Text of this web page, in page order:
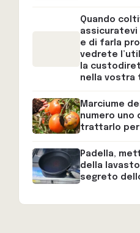
Quando
e di farla
vedrete
la
nella vostra
Marciume
numero uno
trattarlo per
Padella,
della
segreto